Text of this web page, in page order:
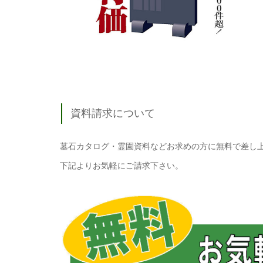
資料請求について
墓石カタログ・霊園資料などお求めの方に無料で差し
下記よりお気軽にご請求下さい。